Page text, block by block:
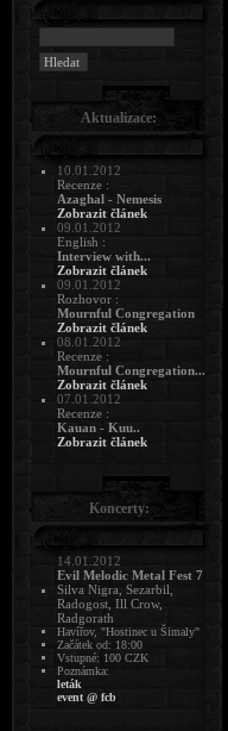
Aktualizace:
10.01.2012
Recenze :
Azaghal - Nemesis
Zobrazit článek
09.01.2012
English :
Interview with...
Zobrazit článek
09.01.2012
Rozhovor :
Mournful Congregation
Zobrazit článek
08.01.2012
Recenze :
Mournful Congregation...
Zobrazit článek
07.01.2012
Recenze :
Kauan - Kuu..
Zobrazit článek
Koncerty:
14.01.2012
Evil Melodic Metal Fest 7
Silva Nigra, Sezarbil,
Radogost, Ill Crow,
Radgorath
Havířov, "Hostinec u Šimaly"
Začátek od: 18:00
Vstupné: 100 CZK
Poznámka:
leták
event @ fcb